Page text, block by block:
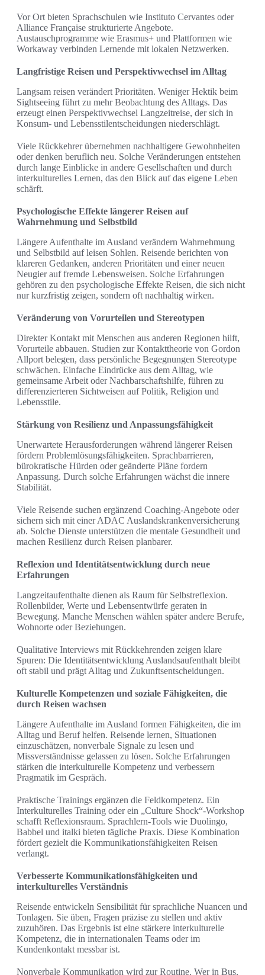
Vor Ort bieten Sprachschulen wie Instituto Cervantes oder
Alliance Française strukturierte Angebote.
Austauschprogramme wie Erasmus+ und Plattformen wie
Workaway verbinden Lernende mit lokalen Netzwerken.
Langfristige Reisen und Perspektivwechsel im Alltag
Langsam reisen verändert Prioritäten. Weniger Hektik beim
Sightseeing führt zu mehr Beobachtung des Alltags. Das
erzeugt einen Perspektivwechsel Langzeitreise, der sich in
Konsum- und Lebensstilentscheidungen niederschlägt.
Viele Rückkehrer übernehmen nachhaltigere Gewohnheiten
oder denken beruflich neu. Solche Veränderungen entstehen
durch lange Einblicke in andere Gesellschaften und durch
interkulturelles Lernen, das den Blick auf das eigene Leben
schärft.
Psychologische Effekte längerer Reisen auf
Wahrnehmung und Selbstbild
Längere Aufenthalte im Ausland verändern Wahrnehmung
und Selbstbild auf leisen Sohlen. Reisende berichten von
klareren Gedanken, anderen Prioritäten und einer neuen
Neugier auf fremde Lebensweisen. Solche Erfahrungen
gehören zu den psychologische Effekte Reisen, die sich nicht
nur kurzfristig zeigen, sondern oft nachhaltig wirken.
Veränderung von Vorurteilen und Stereotypen
Direkter Kontakt mit Menschen aus anderen Regionen hilft,
Vorurteile abbauen. Studien zur Kontakttheorie von Gordon
Allport belegen, dass persönliche Begegnungen Stereotype
schwächen. Einfache Eindrücke aus dem Alltag, wie
gemeinsame Arbeit oder Nachbarschaftshilfe, führen zu
differenzierteren Sichtweisen auf Politik, Religion und
Lebensstile.
Stärkung von Resilienz und Anpassungsfähigkeit
Unerwartete Herausforderungen während längerer Reisen
fördern Problemlösungsfähigkeiten. Sprachbarrieren,
bürokratische Hürden oder geänderte Pläne fordern
Anpassung. Durch solche Erfahrungen wächst die innere
Stabilität.
Viele Reisende suchen ergänzend Coaching-Angebote oder
sichern sich mit einer ADAC Auslandskrankenversicherung
ab. Solche Dienste unterstützen die mentale Gesundheit und
machen Resilienz durch Reisen planbarer.
Reflexion und Identitätsentwicklung durch neue
Erfahrungen
Langzeitaufenthalte dienen als Raum für Selbstreflexion.
Rollenbilder, Werte und Lebensentwürfe geraten in
Bewegung. Manche Menschen wählen später andere Berufe,
Wohnorte oder Beziehungen.
Qualitative Interviews mit Rückkehrenden zeigen klare
Spuren: Die Identitätsentwicklung Auslandsaufenthalt bleibt
oft stabil und prägt Alltag und Zukunftsentscheidungen.
Kulturelle Kompetenzen und soziale Fähigkeiten, die
durch Reisen wachsen
Längere Aufenthalte im Ausland formen Fähigkeiten, die im
Alltag und Beruf helfen. Reisende lernen, Situationen
einzuschätzen, nonverbale Signale zu lesen und
Missverständnisse gelassen zu lösen. Solche Erfahrungen
stärken die interkulturelle Kompetenz und verbessern
Pragmatik im Gespräch.
Praktische Trainings ergänzen die Feldkompetenz. Ein
Interkulturelles Training oder ein „Culture Shock“-Workshop
schafft Reflexionsraum. Sprachlern-Tools wie Duolingo,
Babbel und italki bieten tägliche Praxis. Diese Kombination
fördert gezielt die Kommunikationsfähigkeiten Reisen
verlangt.
Verbesserte Kommunikationsfähigkeiten und
interkulturelles Verständnis
Reisende entwickeln Sensibilität für sprachliche Nuancen und
Tonlagen. Sie üben, Fragen präzise zu stellen und aktiv
zuzuhören. Das Ergebnis ist eine stärkere interkulturelle
Kompetenz, die in internationalen Teams oder im
Kundenkontakt messbar ist.
Nonverbale Kommunikation wird zur Routine. Wer in Bus,